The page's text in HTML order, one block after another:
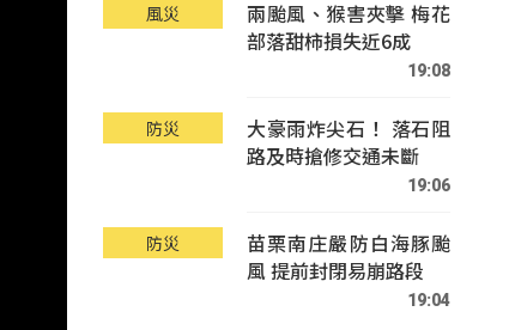
風災
兩颱風、猴害夾擊 梅花
部落甜柿損失近6成
19:08
防災
大豪雨炸尖石！ 落石阻
路及時搶修交通未斷
19:06
防災
苗栗南庄嚴防白海豚颱
風 提前封閉易崩路段
19:04